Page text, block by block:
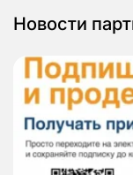
Новости